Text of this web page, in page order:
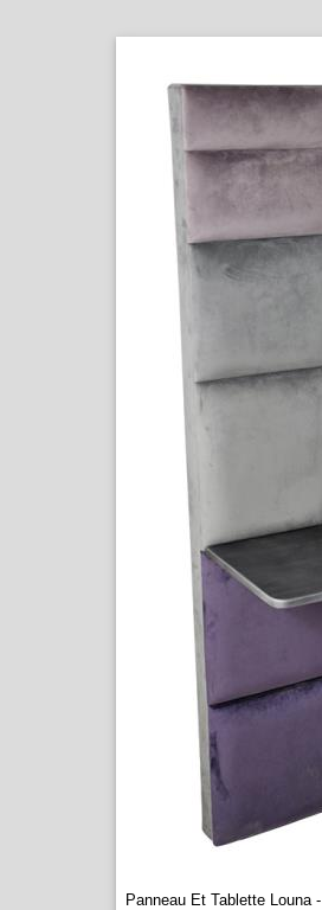
Panneau Et Tablette Louna -